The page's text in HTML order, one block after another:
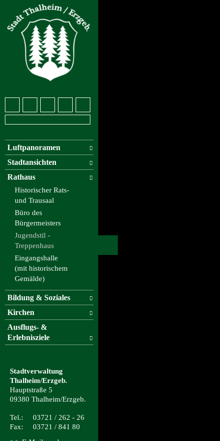
Luftpanoramen
Stadtansichten
Rathaus
Historischer Rats-
und Trausaal
Büro des
Bürgermeisters
Jugendstil -
Treppenhaus
Eingangshalle
(mit historischem
Gemälde)
Bildung & Soziales
Kirchen
Ausflugs- &
Erlebnisziele
Stadtverwaltung
Thalheim/Erzgeb.
Hauptstraße 5
09380 Thalheim/Erzgeb.
Tel.: 03721 / 262 - 26
Fax: 03721 / 841 80